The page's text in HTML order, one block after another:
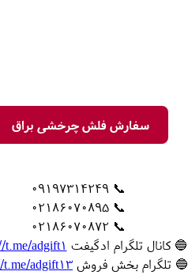
سفارش فلش چرخشی براق
📞 09197314249
📞 02186070895
📞 02186070872
🔵 کانال تلگرام ادگیفت t.me/adgift1
🔵 تلگرام بخش فروش t.me/adgift13